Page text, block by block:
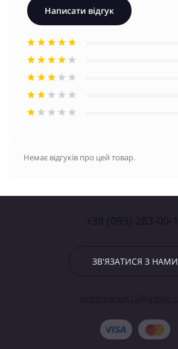
Написати відгук
Немає відгуків про цей товар.
ЗВ'ЯЗАТИСЯ З НАМИ